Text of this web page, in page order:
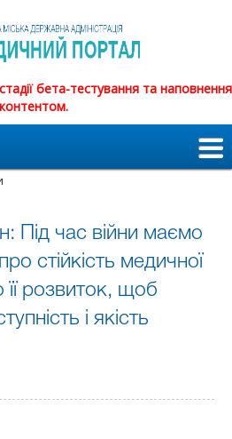
бета-тестування та наповнення
контентом.
Під час війни маємо
стійкість медичної
розвиток, щоб
і якість